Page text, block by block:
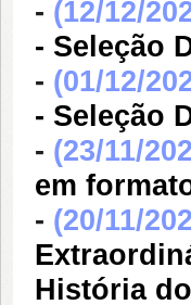
- (12/12/
- Seleção
- (01/12/
- Seleção
- (23/11/
em
- (20/11/
História